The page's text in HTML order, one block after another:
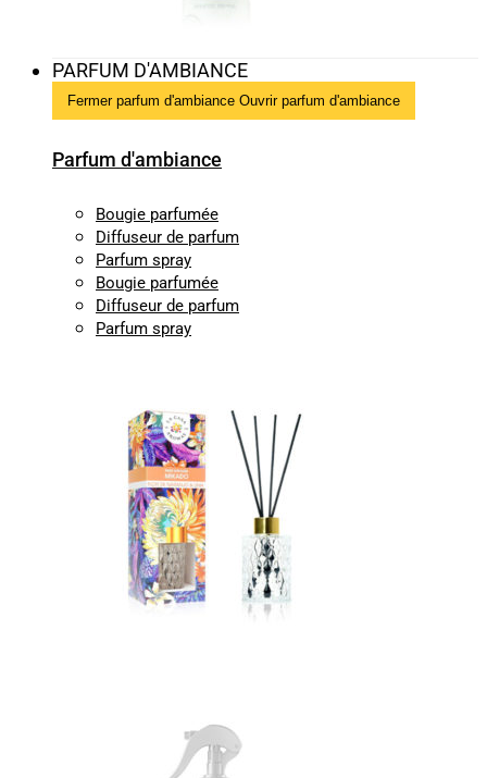
PARFUM D'AMBIANCE
Fermer parfum d'ambiance Ouvrir parfum d'ambiance
Parfum d'ambiance
Bougie parfumée
Diffuseur de parfum
Parfum spray
Bougie parfumée
Diffuseur de parfum
Parfum spray